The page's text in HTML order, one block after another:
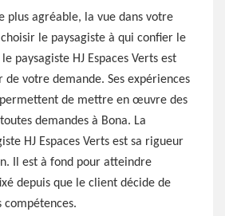
plus agréable, la vue dans votre
le paysagiste à qui confier le
paysagiste HJ Espaces Verts est
de votre demande. Ses expériences
de mettre en œuvre des
demandes à Bona. La
HJ Espaces Verts est sa rigueur
Il est à fond pour atteindre
depuis que le client décide de
compétences.